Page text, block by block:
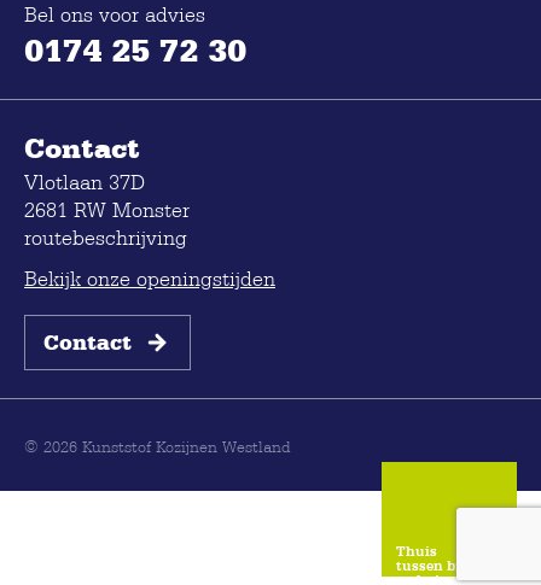
Bel ons voor advies
0174 25 72 30
Contact
Vlotlaan 37D
2681 RW Monster
routebeschrijving
Bekijk onze openingstijden
Contact
© 2026 Kunststof Kozijnen Westland
Thuis
tussen binnen
en buiten.